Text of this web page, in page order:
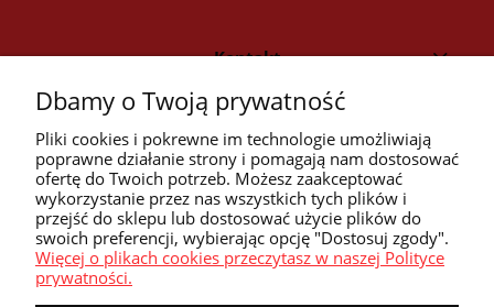
Strefa klienta
Przyczółek
Przydatne linki
Kontakt
Dbamy o Twoją prywatność
Pliki cookies i pokrewne im technologie umożliwiają
poprawne działanie strony i pomagają nam dostosować
ofertę do Twoich potrzeb. Możesz zaakceptować
wykorzystanie przez nas wszystkich tych plików i
przejść do sklepu lub dostosować użycie plików do
swoich preferencji, wybierając opcję "Dostosuj zgody".
Więcej o plikach cookies przeczytasz w naszej Polityce
prywatności.